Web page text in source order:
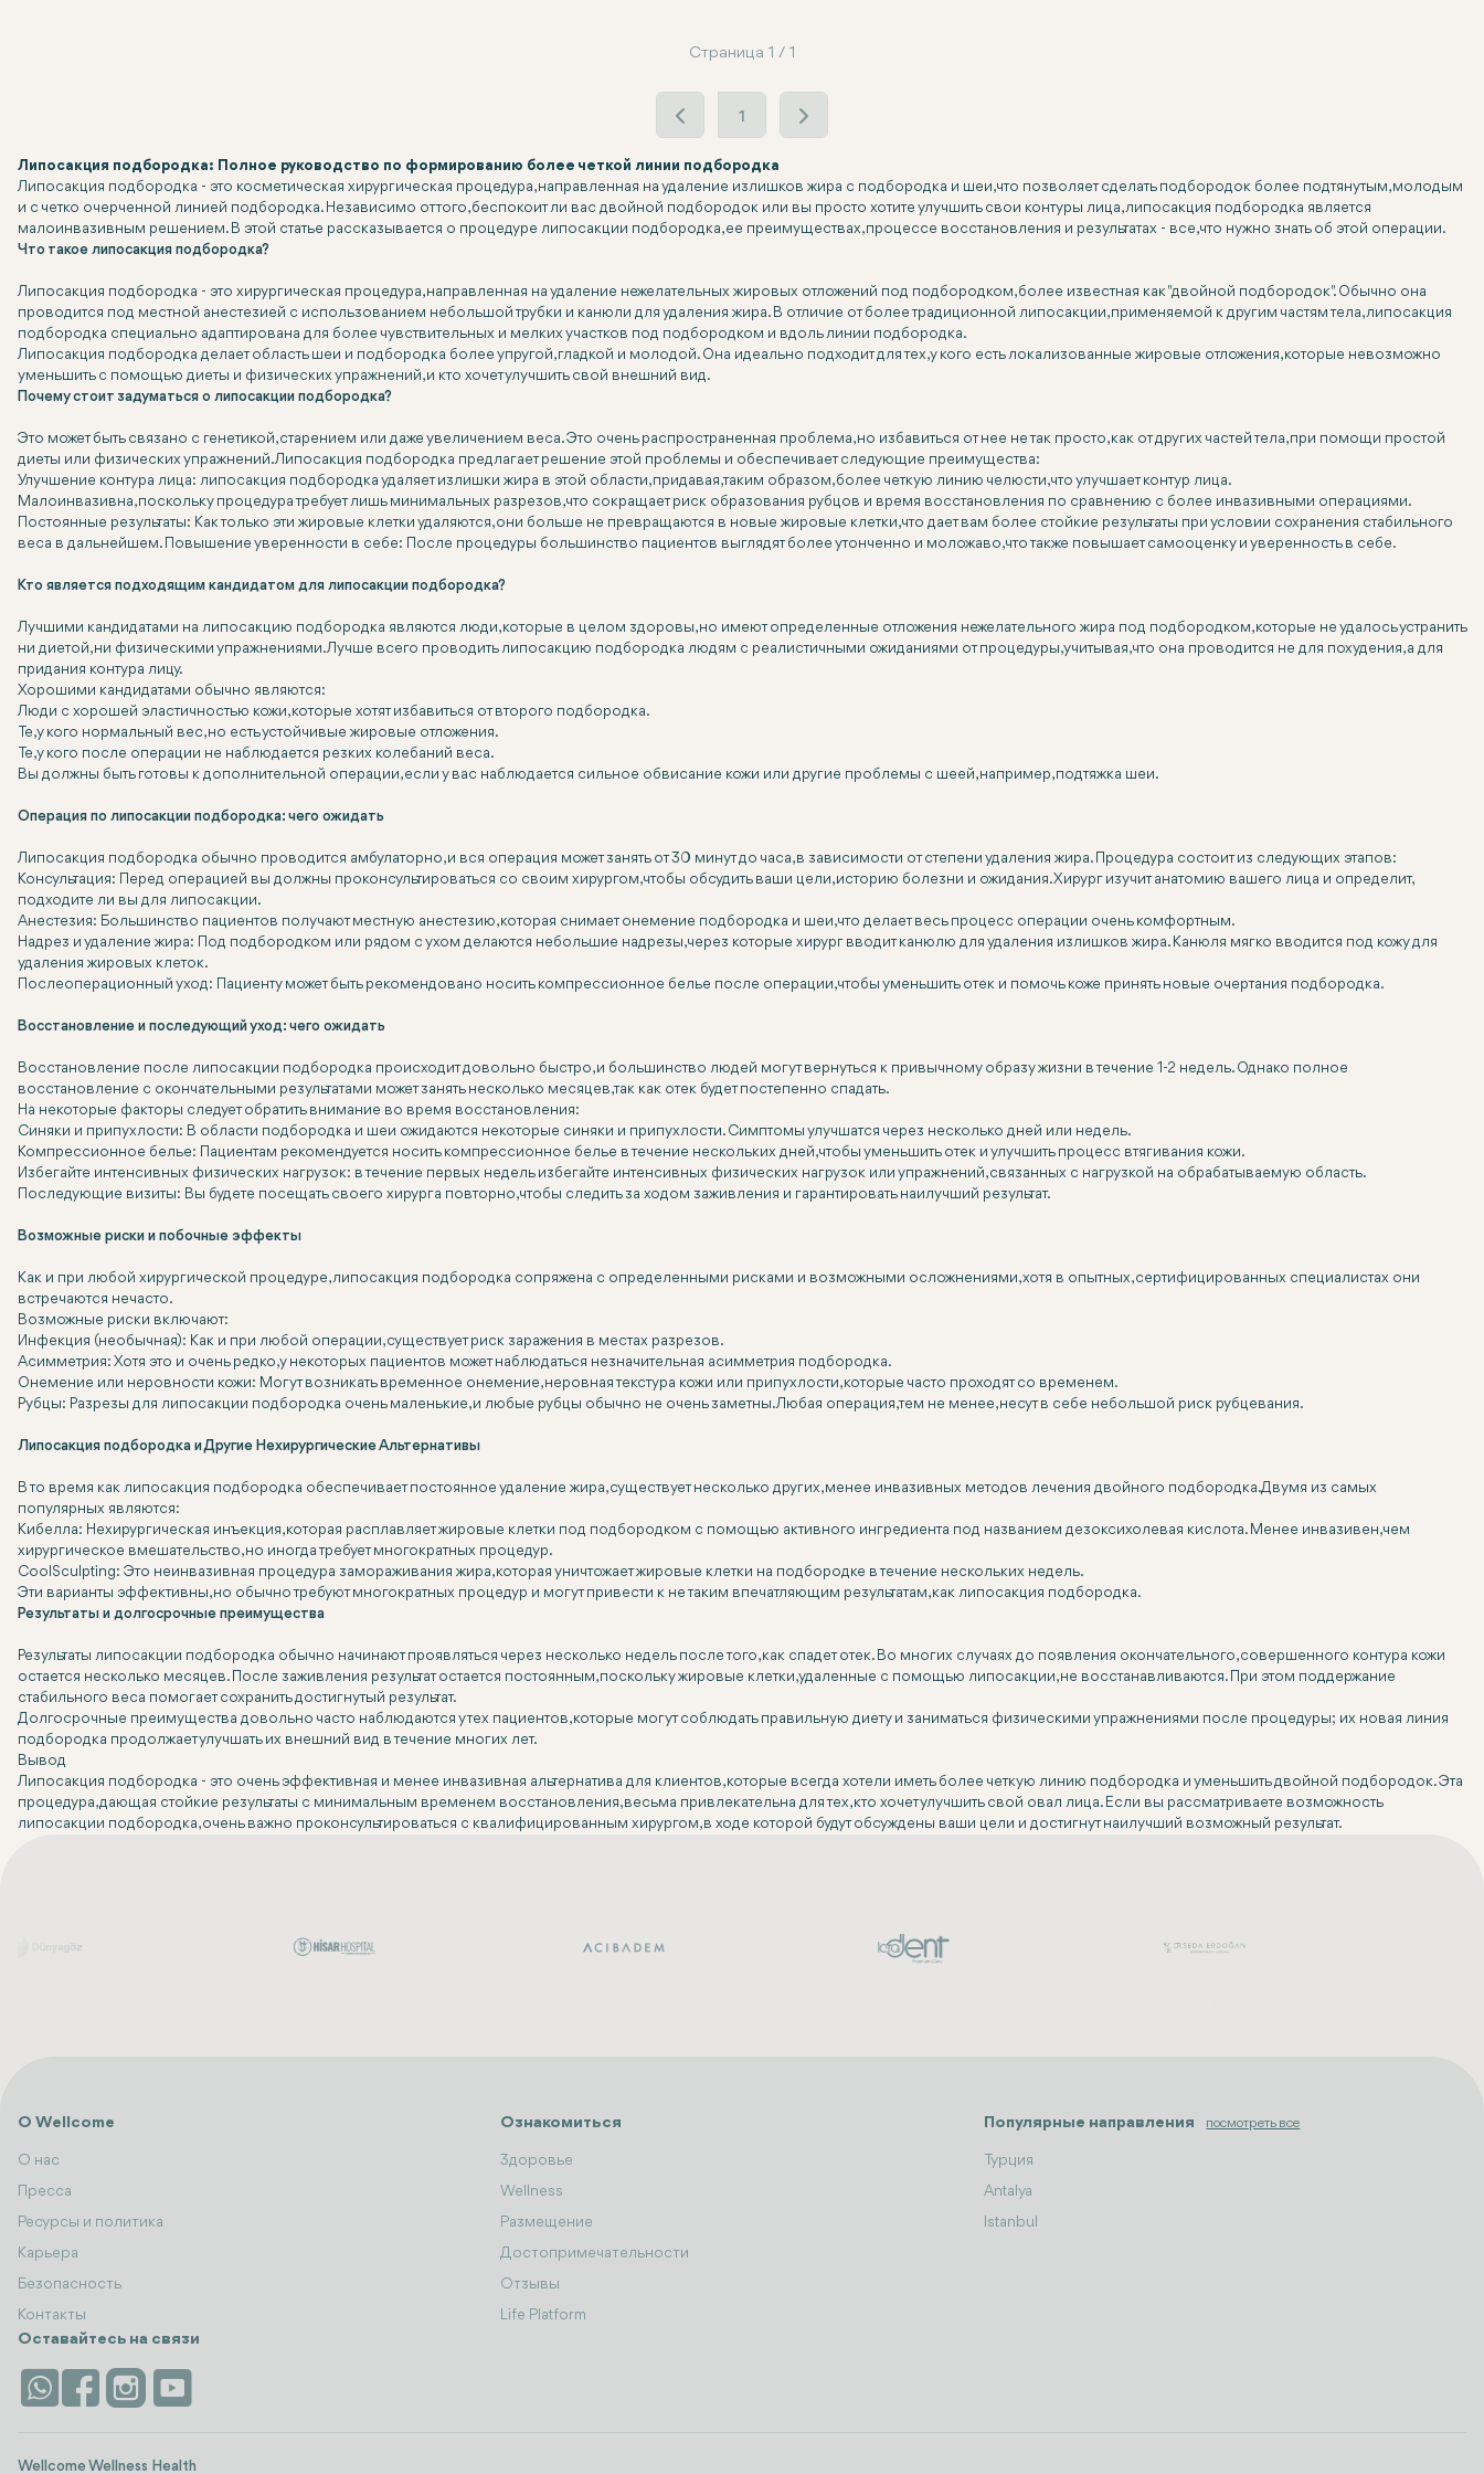
Страница 1 / 1
1
Липосакция подбородка: Полное руководство по формированию более четкой линии подбородка
Липосакция подбородка - это косметическая хирургическая процедура, направленная на удаление излишков жира с подбородка и шеи, что позволяет сделать подбородок более подтянутым, молодым
и с четко очерченной линией подбородка. Независимо от того, беспокоит ли вас двойной подбородок или вы просто хотите улучшить свои контуры лица, липосакция подбородка является
малоинвазивным решением. В этой статье рассказывается о процедуре липосакции подбородка, ее преимуществах, процессе восстановления и результатах - все, что нужно знать об этой операции.
Что такое липосакция подбородка?
Липосакция подбородка - это хирургическая процедура, направленная на удаление нежелательных жировых отложений под подбородком, более известная как "двойной подбородок". Обычно она
проводится под местной анестезией с использованием небольшой трубки и канюли для удаления жира. В отличие от более традиционной липосакции, применяемой к другим частям тела, липосакция
подбородка специально адаптирована для более чувствительных и мелких участков под подбородком и вдоль линии подбородка.
Липосакция подбородка делает область шеи и подбородка более упругой, гладкой и молодой. Она идеально подходит для тех, у кого есть локализованные жировые отложения, которые невозможно
уменьшить с помощью диеты и физических упражнений, и кто хочет улучшить свой внешний вид.
Почему стоит задуматься о липосакции подбородка?
Это может быть связано с генетикой, старением или даже увеличением веса. Это очень распространенная проблема, но избавиться от нее не так просто, как от других частей тела, при помощи простой
диеты или физических упражнений. Липосакция подбородка предлагает решение этой проблемы и обеспечивает следующие преимущества:
Улучшение контура лица: липосакция подбородка удаляет излишки жира в этой области, придавая, таким образом, более четкую линию челюсти, что улучшает контур лица.
Малоинвазивна, поскольку процедура требует лишь минимальных разрезов, что сокращает риск образования рубцов и время восстановления по сравнению с более инвазивными операциями.
Постоянные результаты: Как только эти жировые клетки удаляются, они больше не превращаются в новые жировые клетки, что дает вам более стойкие результаты при условии сохранения стабильного
веса в дальнейшем. Повышение уверенности в себе: После процедуры большинство пациентов выглядят более утонченно и моложаво, что также повышает самооценку и уверенность в себе.
Кто является подходящим кандидатом для липосакции подбородка?
Лучшими кандидатами на липосакцию подбородка являются люди, которые в целом здоровы, но имеют определенные отложения нежелательного жира под подбородком, которые не удалось устранить
ни диетой, ни физическими упражнениями. Лучше всего проводить липосакцию подбородка людям с реалистичными ожиданиями от процедуры, учитывая, что она проводится не для похудения, а для
придания контура лицу.
Хорошими кандидатами обычно являются:
Люди с хорошей эластичностью кожи, которые хотят избавиться от второго подбородка.
Те, у кого нормальный вес, но есть устойчивые жировые отложения.
Те, у кого после операции не наблюдается резких колебаний веса.
Вы должны быть готовы к дополнительной операции, если у вас наблюдается сильное обвисание кожи или другие проблемы с шеей, например, подтяжка шеи.
Операция по липосакции подбородка: чего ожидать
Липосакция подбородка обычно проводится амбулаторно, и вся операция может занять от 30 минут до часа, в зависимости от степени удаления жира. Процедура состоит из следующих этапов:
Консультация: Перед операцией вы должны проконсультироваться со своим хирургом, чтобы обсудить ваши цели, историю болезни и ожидания. Хирург изучит анатомию вашего лица и определит,
подходите ли вы для липосакции.
Анестезия: Большинство пациентов получают местную анестезию, которая снимает онемение подбородка и шеи, что делает весь процесс операции очень комфортным.
Надрез и удаление жира: Под подбородком или рядом с ухом делаются небольшие надрезы, через которые хирург вводит канюлю для удаления излишков жира. Канюля мягко вводится под кожу для
удаления жировых клеток.
Послеоперационный уход: Пациенту может быть рекомендовано носить компрессионное белье после операции, чтобы уменьшить отек и помочь коже принять новые очертания подбородка.
Восстановление и последующий уход: чего ожидать
Восстановление после липосакции подбородка происходит довольно быстро, и большинство людей могут вернуться к привычному образу жизни в течение 1-2 недель. Однако полное
восстановление с окончательными результатами может занять несколько месяцев, так как отек будет постепенно спадать.
На некоторые факторы следует обратить внимание во время восстановления:
Синяки и припухлости: В области подбородка и шеи ожидаются некоторые синяки и припухлости. Симптомы улучшатся через несколько дней или недель.
Компрессионное белье: Пациентам рекомендуется носить компрессионное белье в течение нескольких дней, чтобы уменьшить отек и улучшить процесс втягивания кожи.
Избегайте интенсивных физических нагрузок: в течение первых недель избегайте интенсивных физических нагрузок или упражнений, связанных с нагрузкой на обрабатываемую область.
Последующие визиты: Вы будете посещать своего хирурга повторно, чтобы следить за ходом заживления и гарантировать наилучший результат.
Возможные риски и побочные эффекты
Как и при любой хирургической процедуре, липосакция подбородка сопряжена с определенными рисками и возможными осложнениями, хотя в опытных, сертифицированных специалистах они
встречаются нечасто.
Возможные риски включают:
Инфекция (необычная): Как и при любой операции, существует риск заражения в местах разрезов.
Асимметрия: Хотя это и очень редко, у некоторых пациентов может наблюдаться незначительная асимметрия подбородка.
Онемение или неровности кожи: Могут возникать временное онемение, неровная текстура кожи или припухлости, которые часто проходят со временем.
Рубцы: Разрезы для липосакции подбородка очень маленькие, и любые рубцы обычно не очень заметны. Любая операция, тем не менее, несут в себе небольшой риск рубцевания.
Липосакция подбородка и Другие Нехирургические Альтернативы
В то время как липосакция подбородка обеспечивает постоянное удаление жира, существует несколько других, менее инвазивных методов лечения двойного подбородка. Двумя из самых
популярных являются:
Кибелла: Нехирургическая инъекция, которая расплавляет жировые клетки под подбородком с помощью активного ингредиента под названием дезоксихолевая кислота. Менее инвазивен, чем
хирургическое вмешательство, но иногда требует многократных процедур.
CoolSculpting: Это неинвазивная процедура замораживания жира, которая уничтожает жировые клетки на подбородке в течение нескольких недель.
Эти варианты эффективны, но обычно требуют многократных процедур и могут привести к не таким впечатляющим результатам, как липосакция подбородка.
Результаты и долгосрочные преимущества
Результаты липосакции подбородка обычно начинают проявляться через несколько недель после того, как спадет отек. Во многих случаях до появления окончательного, совершенного контура кожи
остается несколько месяцев. После заживления результат остается постоянным, поскольку жировые клетки, удаленные с помощью липосакции, не восстанавливаются. При этом поддержание
стабильного веса помогает сохранить достигнутый результат.
Долгосрочные преимущества довольно часто наблюдаются у тех пациентов, которые могут соблюдать правильную диету и заниматься физическими упражнениями после процедуры; их новая линия
подбородка продолжает улучшать их внешний вид в течение многих лет.
Вывод
Липосакция подбородка - это очень эффективная и менее инвазивная альтернатива для клиентов, которые всегда хотели иметь более четкую линию подбородка и уменьшить двойной подбородок. Эта
процедура, дающая стойкие результаты с минимальным временем восстановления, весьма привлекательна для тех, кто хочет улучшить свой овал лица. Если вы рассматриваете возможность
липосакции подбородка, очень важно проконсультироваться с квалифицированным хирургом, в ходе которой будут обсуждены ваши цели и достигнут наилучший возможный результат.
О Wellcome
О нас
Пресса
Ресурсы и политика
Карьера
Безопасность
Контакты
Ознакомиться
Здоровье
Wellness
Размещение
Достопримечательности
Отзывы
Life Platform
Популярные направления посмотреть все
Турция
Antalya
Istanbul
Оставайтесь на связи
Wellcome Wellness Health